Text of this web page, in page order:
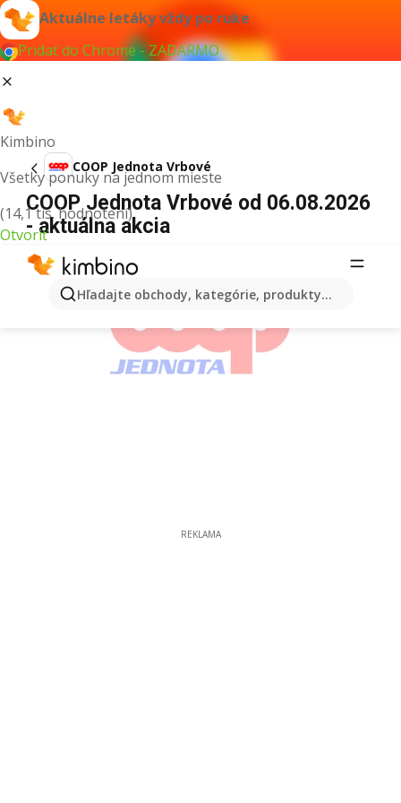
Aktuálne letáky vždy po ruke
Pridať do Chrome - ZADARMO
Kimbino
Všetky ponuky na jednom mieste
(14,1 tis. hodnotení)
Otvoriť
Hľadajte obchody, kategórie, produkty...
COOP Jednota Vrbové
COOP Jednota Vrbové od 06.08.2026
- aktuálna akcia
REKLAMA